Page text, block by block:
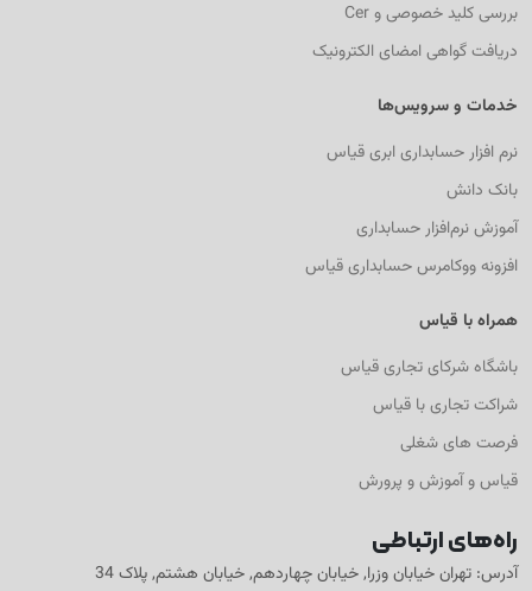
بررسی کلید خصوصی و Cer
دریافت گواهی امضای الکترونیک
خدمات و سرویس‌ها
نرم افزار حسابداری ابری قیاس
بانک دانش
آموزش نرم‌افزار حسابداری
افزونه ووکامرس حسابداری قیاس
همراه با قیاس
باشگاه شرکای تجاری قیاس
شراکت تجاری با قیاس
فرصت های شغلی
قیاس و آموزش و پرورش
راه‌های ارتباطی
آدرس: تهران خیابان وزرا, خیابان چهاردهم, خیابان هشتم, پلاک 34